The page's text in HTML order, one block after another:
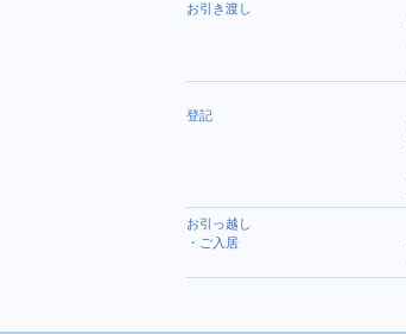
お引き渡し
登記
お引っ越し
・ ご入居